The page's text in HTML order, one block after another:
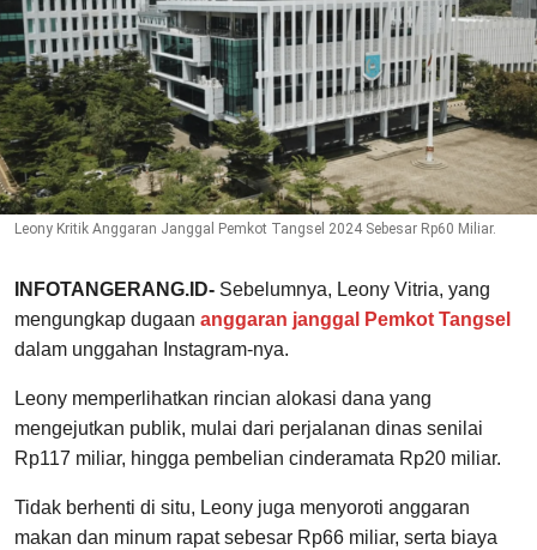
Leony Kritik Anggaran Janggal Pemkot Tangsel 2024 Sebesar Rp60 Miliar.
INFOTANGERANG.ID- Sebelumnya, Leony Vitria, yang
mengungkap dugaan anggaran janggal Pemkot Tangsel
dalam unggahan Instagram-nya.
Leony memperlihatkan rincian alokasi dana yang
mengejutkan publik, mulai dari perjalanan dinas senilai
Rp117 miliar, hingga pembelian cinderamata Rp20 miliar.
Tidak berhenti di situ, Leony juga menyoroti anggaran
makan dan minum rapat sebesar Rp66 miliar, serta biaya